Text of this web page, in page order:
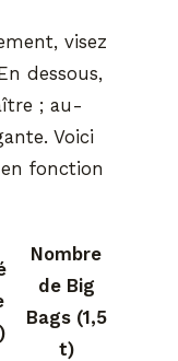
visez
dessous,
; au-
Voici
fonction
Nombre
de Big
Bags (1,5
t)